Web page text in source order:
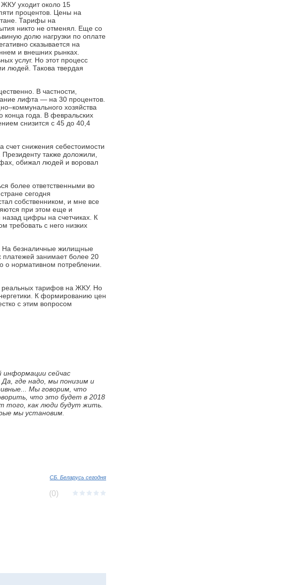
уходит около 15
процентов. Цены на
Тарифы на
никто не отменял. Еще со
долю нагрузки по оплате
сказывается на
и внешних рынках.
услуг. Но этот процесс
людей. Такова твердая
В частности,
лифта — на 30 процентов.
хозяйства
конца года. В февральских
снизится с 45 до 40,4
счет снижения себестоимости
также доложили,
обижал людей и воровал
более ответственными во
сегодня
собственником, и мне все
при этом еще и
цифры на счетчиках. К
требовать с него низких
На безналичные жилищные
платежей занимает более 20
о нормативном потреблении.
реальных тарифов на ЖКУ. Но
К формированию цен
с этим вопросом
сейчас
где надо, мы понизим и
Мы говорим, что
что это будет в 2018
того, как люди будут жить.
мы установим.
СБ. Беларусь сегодня
⋆ ⋆ ⋆ ⋆ ⋆
⋆ ⋆ ⋆ ⋆ ⋆
(0)